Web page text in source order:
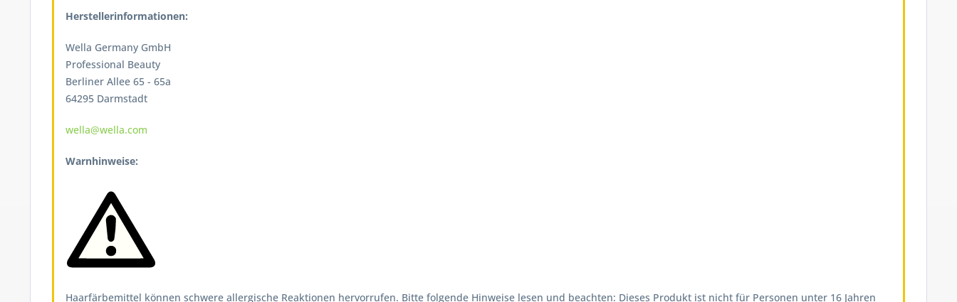
Herstellerinformationen:
Wella Germany GmbH
Professional Beauty
Berliner Allee 65 - 65a
64295 Darmstadt
wella@wella.com
Warnhinweise:
Haarfärbemittel können schwere allergische Reaktionen hervorrufen. Bitte folgende Hinweise lesen und beachten: Dieses Produkt ist nicht für Personen unter 16 Jahren